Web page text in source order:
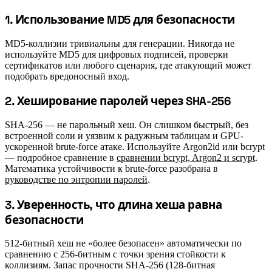
#
1. Использование MD5 для безопасности
MD5-коллизии тривиальны для генерации. Никогда не
используйте MD5 для цифровых подписей, проверки
сертификатов или любого сценария, где атакующий может
подобрать вредоносный вход.
#
2. Хеширование паролей через SHA-256
SHA-256 — не парольный хеш. Он слишком быстрый, без
встроенной соли и уязвим к радужным таблицам и GPU-
ускоренной brute-force атаке. Используйте Argon2id или bcrypt
— подробное сравнение в сравнении bcrypt, Argon2 и scrypt.
Математика устойчивости к brute-force разобрана в
руководстве по энтропии паролей.
#
3. Уверенность, что длина хеша равна
безопасности
512-битный хеш не «более безопасен» автоматически по
сравнению с 256-битным с точки зрения стойкости к
коллизиям. Запас прочности SHA-256 (128-битная